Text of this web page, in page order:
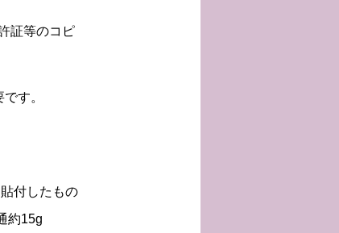
証等のコピ
す。
付したもの
約15g